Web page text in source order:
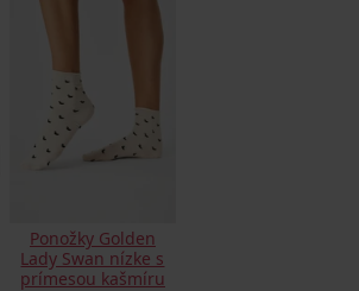
Ponožky Golden
Lady Swan nízke s
prímesou kašmíru